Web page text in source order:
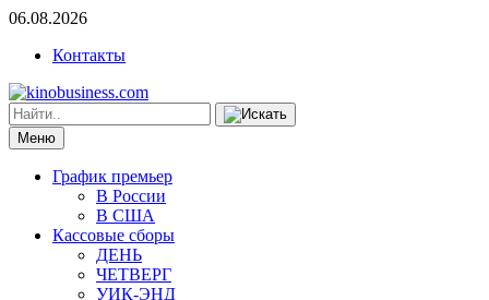
06.08.2026
Контакты
Меню
График премьер
В России
В США
Кассовые сборы
ДЕНЬ
ЧЕТВЕРГ
УИК-ЭНД